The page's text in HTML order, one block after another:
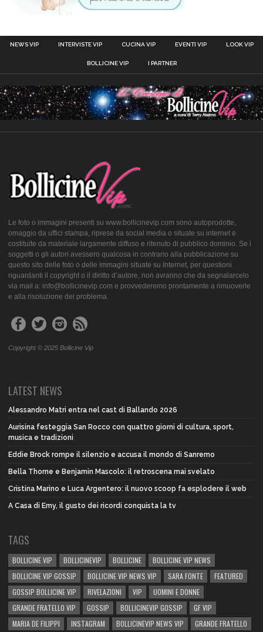
NEWS VIP INTERVISTE VIP CUCINA VIP EVENTI VIP LOOK VIP
BOLLICINE VIP I PARTNER
Le foto o immagini presenti su www.bollicinevip.com sono autoprodotte,
omaggio da uffici stampa, riprese da social media o situate su internet e
costituite da materiale largamente diffuso e ritenuto di pubblico dominio. Se i
soggetti o gli autori avessero qualcosa in contrario alla pubblicazione su
questo sito delle foto o delle immagini situate su Internet, per questioni
riguardanti il copyright o il diritto d’autore, non avranno che da segnalarcelo
via mail a: info@bollicinevip.com e provvederemo prontamente a rimuoverle
e alla risoluzione del problema.
Copyright © 2025 Bollicine Vip
LATEST NEWS
Alessandro Matri entra nel cast di Ballando 2026
Aurisina festeggia San Rocco con quattro giorni di cultura, sport,
musica e tradizioni
Eddie Brock rompe il silenzio e accusa il mondo di Sanremo
Bella Thorne e Benjamin Mascolo: il retroscena mai svelato
Cristina Marino e Luca Argentero: il nuovo scoop fa esplodere il web
A Casa di Emy, il gusto dei ricordi conquista la tv
TAGS
BOLLICINE VIP BOLLICINEVIP BOLLICINE
BOLLICINE VIP NEWS
BOLLICINE VIP GOSSIP
BOLLICINE VIP NEWS VIP SARA FONTE
FEATURED
GOSSIP BOLLICINE VIP
RIVELAZIONI VIP
UOMINI E DONNE
GRANDE FRATELLO VIP
GOSSIP BOLLICINEVIP GOSSIP
GF VIP
MARIA DE FILIPPI
INSTAGRAM BOLLICINEVIP NEWS VIP GRANDE FRATELLO